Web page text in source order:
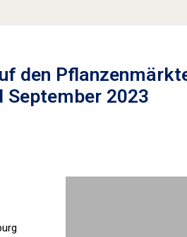
den
September 2023